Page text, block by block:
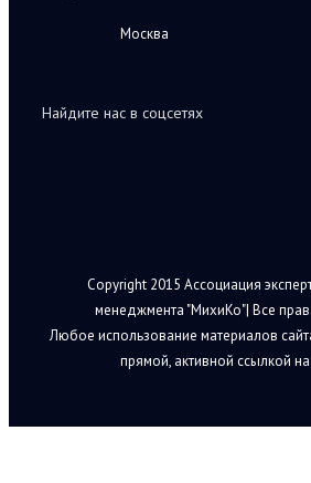
Москва
Найдите нас в соцсетях
Copyright 2015 Ассоциация
менеджмента "МихиКо"| Все
Любое использование материалов
прямой, активной ссылкой